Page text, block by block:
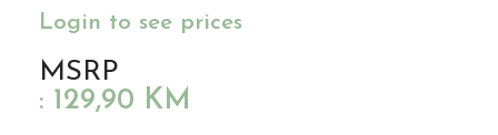
Login to see prices
MSRP
: 129,90 KM